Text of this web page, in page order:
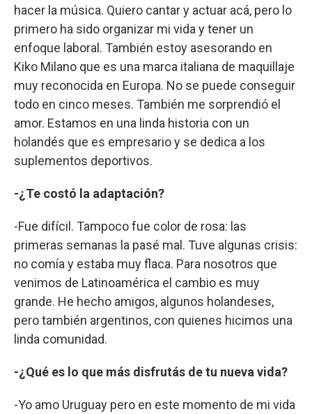
hacer la música. Quiero cantar y actuar acá, pero lo
primero ha sido organizar mi vida y tener un
enfoque laboral. También estoy asesorando en
Kiko Milano que es una marca italiana de maquillaje
muy reconocida en Europa. No se puede conseguir
todo en cinco meses. También me sorprendió el
amor. Estamos en una linda historia con un
holandés que es empresario y se dedica a los
suplementos deportivos.
-¿Te costó la adaptación?
-Fue difícil. Tampoco fue color de rosa: las
primeras semanas la pasé mal. Tuve algunas crisis:
no comía y estaba muy flaca. Para nosotros que
venimos de Latinoamérica el cambio es muy
grande. He hecho amigos, algunos holandeses,
pero también argentinos, con quienes hicimos una
linda comunidad.
-¿Qué es lo que más disfrutás de tu nueva vida?
-Yo amo Uruguay pero en este momento de mi vida